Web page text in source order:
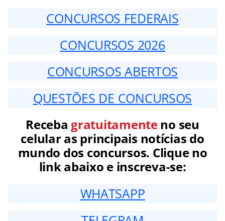
CONCURSOS FEDERAIS
CONCURSOS 2026
CONCURSOS ABERTOS
QUESTÕES DE CONCURSOS
Receba gratuitamenteno seu
celular as principais notícias do
mundo dos concursos. Clique no
link abaixo e inscreva-se:
WHATSAPP